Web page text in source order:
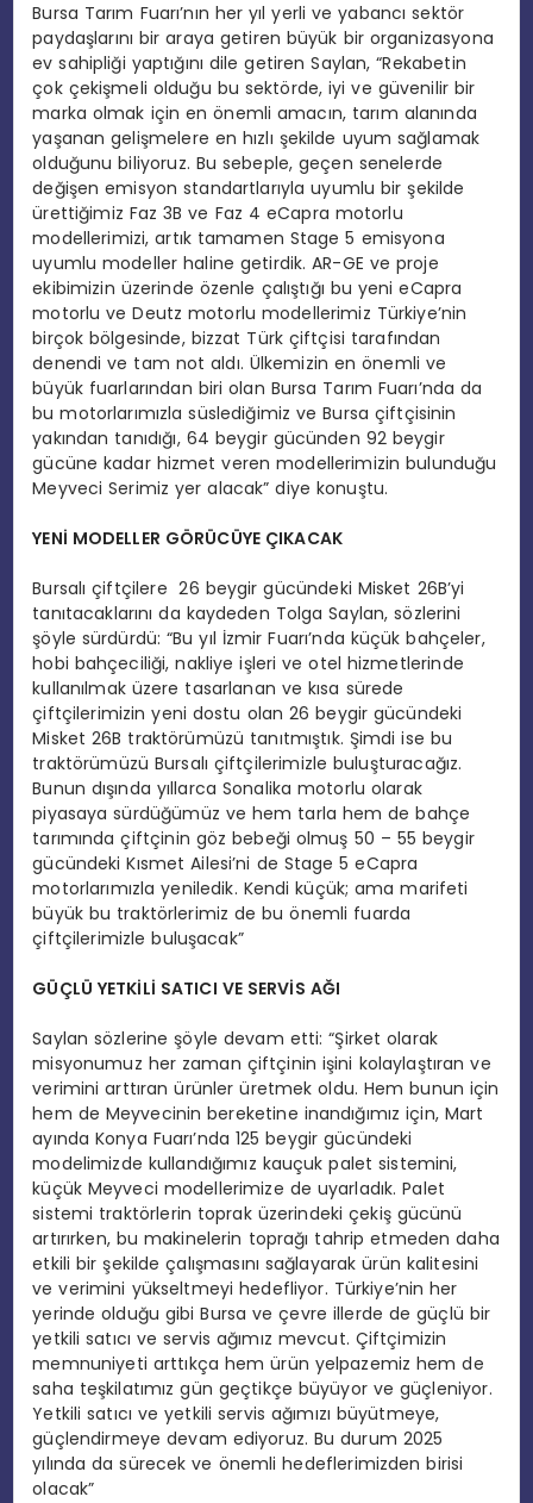
Bursa Tarım Fuarı’nın her yıl yerli ve yabancı sektör
paydaşlarını bir araya getiren büyük bir organizasyona
ev sahipliği yaptığını dile getiren Saylan, “Rekabetin
çok çekişmeli olduğu bu sektörde, iyi ve güvenilir bir
marka olmak için en önemli amacın, tarım alanında
yaşanan gelişmelere en hızlı şekilde uyum sağlamak
olduğunu biliyoruz. Bu sebeple, geçen senelerde
değişen emisyon standartlarıyla uyumlu bir şekilde
ürettiğimiz Faz 3B ve Faz 4 eCapra motorlu
modellerimizi, artık tamamen Stage 5 emisyona
uyumlu modeller haline getirdik. AR-GE ve proje
ekibimizin üzerinde özenle çalıştığı bu yeni eCapra
motorlu ve Deutz motorlu modellerimiz Türkiye’nin
birçok bölgesinde, bizzat Türk çiftçisi tarafından
denendi ve tam not aldı. Ülkemizin en önemli ve
büyük fuarlarından biri olan Bursa Tarım Fuarı’nda da
bu motorlarımızla süslediğimiz ve Bursa çiftçisinin
yakından tanıdığı, 64 beygir gücünden 92 beygir
gücüne kadar hizmet veren modellerimizin bulunduğu
Meyveci Serimiz yer alacak” diye konuştu.
YENİ MODELLER GÖRÜCÜYE ÇIKACAK
Bursalı çiftçilere 26 beygir gücündeki Misket 26B’yi
tanıtacaklarını da kaydeden Tolga Saylan, sözlerini
şöyle sürdürdü: “Bu yıl İzmir Fuarı’nda küçük bahçeler,
hobi bahçeciliği, nakliye işleri ve otel hizmetlerinde
kullanılmak üzere tasarlanan ve kısa sürede
çiftçilerimizin yeni dostu olan 26 beygir gücündeki
Misket 26B traktörümüzü tanıtmıştık. Şimdi ise bu
traktörümüzü Bursalı çiftçilerimizle buluşturacağız.
Bunun dışında yıllarca Sonalika motorlu olarak
piyasaya sürdüğümüz ve hem tarla hem de bahçe
tarımında çiftçinin göz bebeği olmuş 50 – 55 beygir
gücündeki Kısmet Ailesi’ni de Stage 5 eCapra
motorlarımızla yeniledik. Kendi küçük; ama marifeti
büyük bu traktörlerimiz de bu önemli fuarda
çiftçilerimizle buluşacak”
GÜÇLÜ YETKİLİ SATICI VE SERVİS AĞI
Saylan sözlerine şöyle devam etti: “Şirket olarak
misyonumuz her zaman çiftçinin işini kolaylaştıran ve
verimini arttıran ürünler üretmek oldu. Hem bunun için
hem de Meyvecinin bereketine inandığımız için, Mart
ayında Konya Fuarı’nda 125 beygir gücündeki
modelimizde kullandığımız kauçuk palet sistemini,
küçük Meyveci modellerimize de uyarladık. Palet
sistemi traktörlerin toprak üzerindeki çekiş gücünü
artırırken, bu makinelerin toprağı tahrip etmeden daha
etkili bir şekilde çalışmasını sağlayarak ürün kalitesini
ve verimini yükseltmeyi hedefliyor. Türkiye’nin her
yerinde olduğu gibi Bursa ve çevre illerde de güçlü bir
yetkili satıcı ve servis ağımız mevcut. Çiftçimizin
memnuniyeti arttıkça hem ürün yelpazemiz hem de
saha teşkilatımız gün geçtikçe büyüyor ve güçleniyor.
Yetkili satıcı ve yetkili servis ağımızı büyütmeye,
güçlendirmeye devam ediyoruz. Bu durum 2025
yılında da sürecek ve önemli hedeflerimizden birisi
olacak”